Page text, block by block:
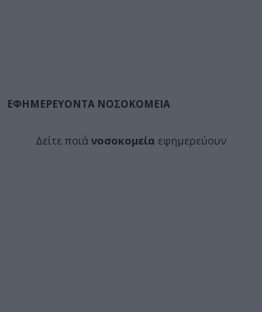
ΕΦΗΜΕΡΕΥΟΝΤΑ ΝΟΣΟΚΟΜΕΙΑ
Δείτε ποιά νοσοκομεία εφημερεύουν